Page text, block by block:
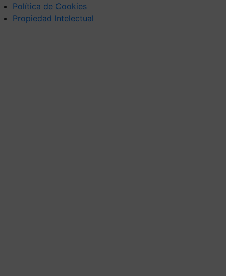
Política de Cookies
Propiedad Intelectual